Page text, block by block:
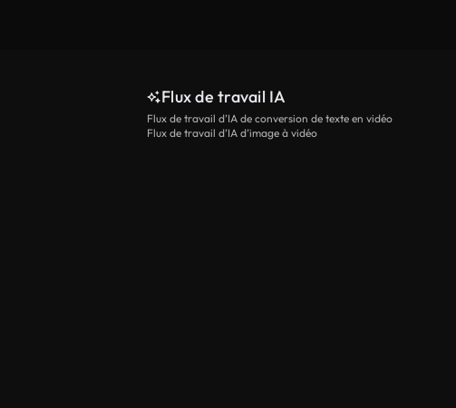
Flux de travail IA
Flux de travail d’IA de conversion de texte en vidéo
Flux de travail d’IA d’image à vidéo